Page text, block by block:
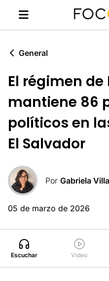
General
El régimen de
mantiene 86
políticos en
El Salvador
Por Gabriela
05 de marzo de 2026
Escuchar Video